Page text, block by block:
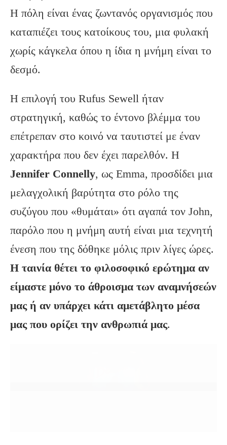
Η πόλη είναι ένας ζωντανός οργανισμός που
καταπιέζει τους κατοίκους του, μια φυλακή
χωρίς κάγκελα όπου η ίδια η μνήμη είναι το
δεσμό.
Η επιλογή του Rufus Sewell ήταν
στρατηγική, καθώς το έντονο βλέμμα του
επέτρεπαν στο κοινό να ταυτιστεί με έναν
χαρακτήρα που δεν έχει παρελθόν. Η
Jennifer Connelly, ως Emma, προσδίδει μια
μελαγχολική βαρύτητα στο ρόλο της
συζύγου που «θυμάται» ότι αγαπά τον John,
παρόλο που η μνήμη αυτή είναι μια τεχνητή
ένεση που της δόθηκε μόλις πριν λίγες ώρες.
Η ταινία θέτει το φιλοσοφικό ερώτημα αν
είμαστε μόνο το άθροισμα των αναμνήσεών
μας ή αν υπάρχει κάτι αμετάβλητο μέσα
μας που ορίζει την ανθρωπιά μας.